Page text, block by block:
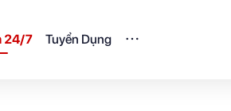
24/7 Tuyển Dụng